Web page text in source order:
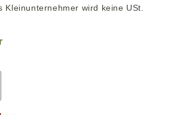
Kleinunternehmer wird keine USt.